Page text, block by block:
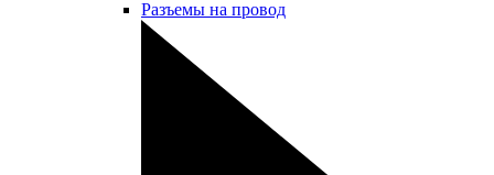
Разъемы на провод